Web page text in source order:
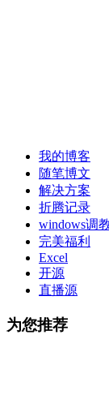
我的博客
随笔博文
解决方案
折腾记录
windows调
完美福利
Excel
开源
直播源
为您推荐